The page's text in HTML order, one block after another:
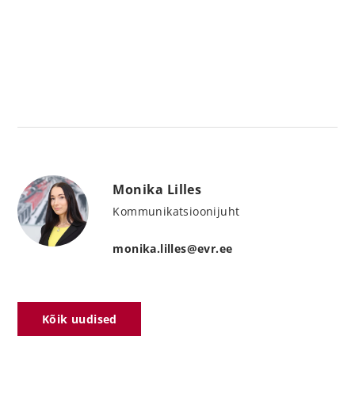
Monika Lilles
Kommunikatsioonijuht
monika.lilles@evr.ee
Kõik uudised